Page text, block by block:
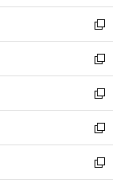
ウ
で
開
く
ン
ド
ウ
で
開
く
新
し
い
ウ
ィ
ン
ド
ウ
で
開
新
し
い
ウ
ィ
ン
ド
ウ
新
し
い
ウ
ィ
新
し
い
新